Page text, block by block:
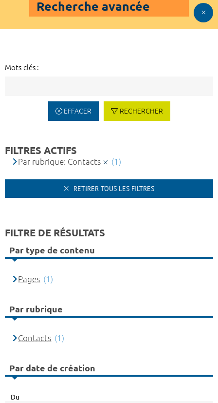
Recherche avancée
Mots-clés :
EFFACER RECHERCHER
FILTRES ACTIFS
Par rubrique: Contacts (1)
RETIRER TOUS LES FILTRES
FILTRE DE RÉSULTATS
Par type de contenu
Pages (1)
Par rubrique
Contacts (1)
Par date de création
Du